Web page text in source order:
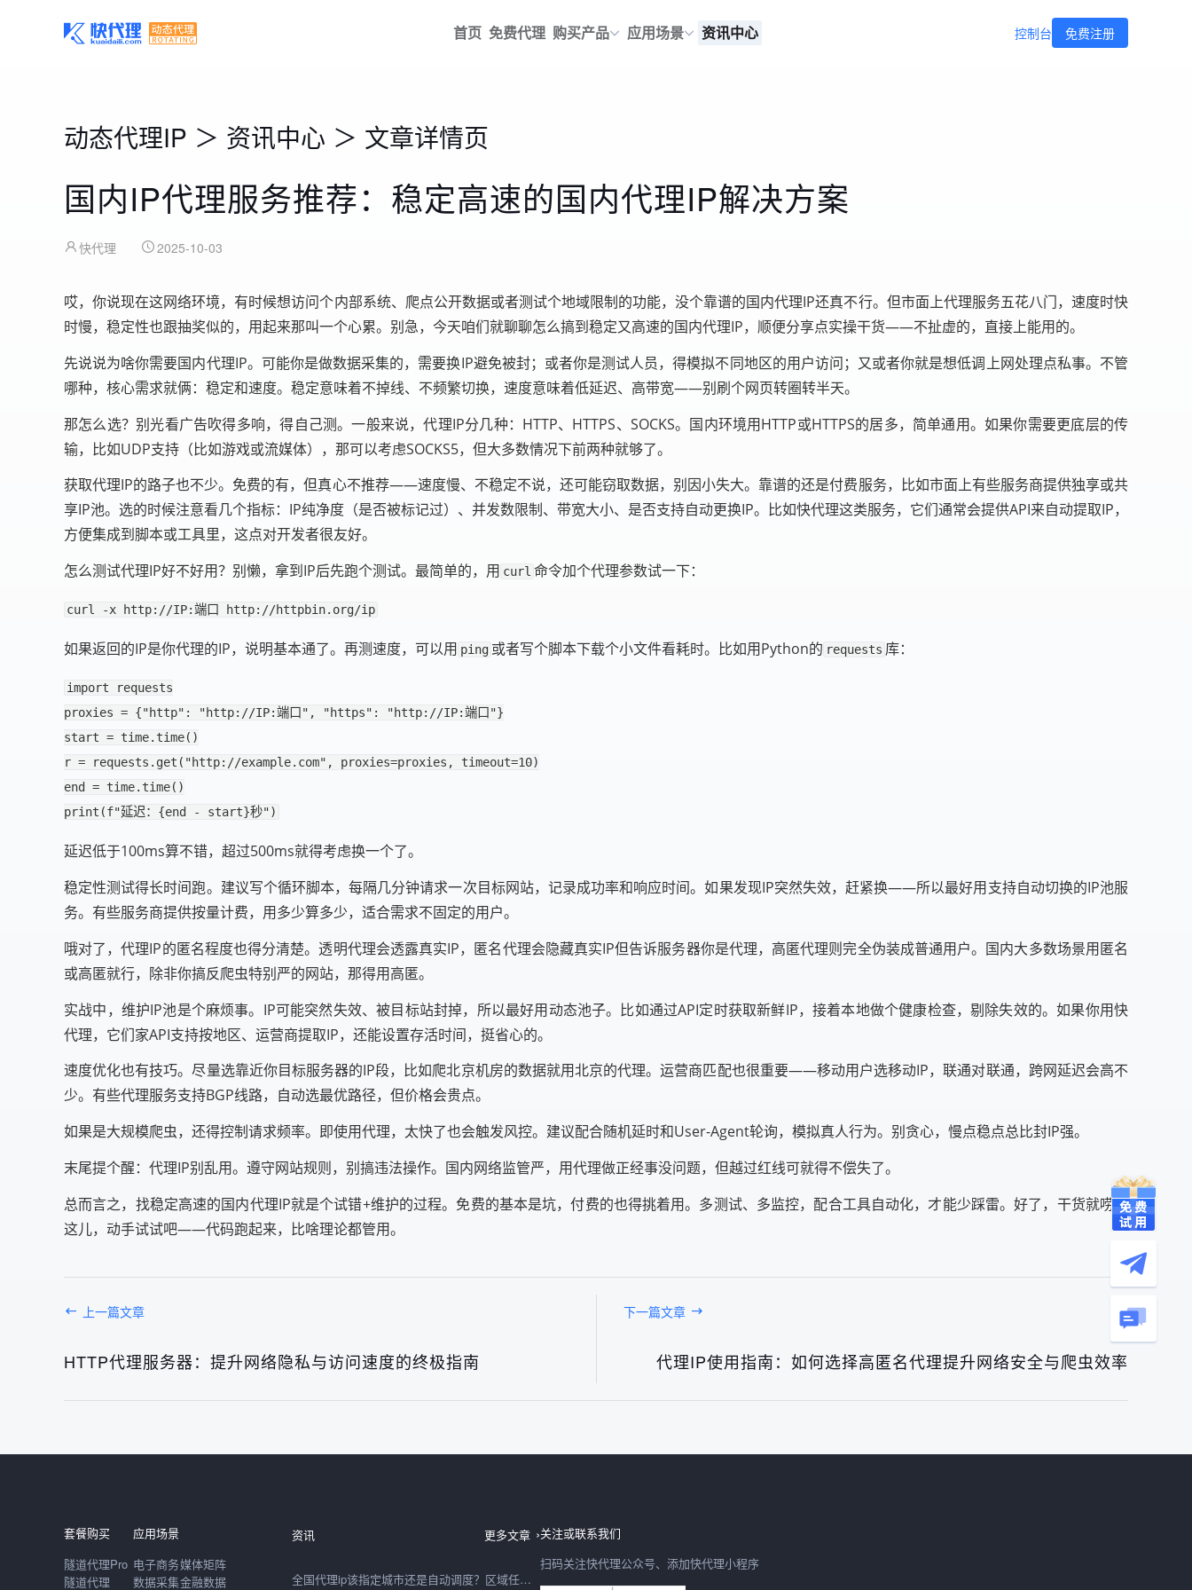
首页 免费代理 购买产品 应用场景 资讯中心 控制台 免费注册
动态代理IP ＞ 资讯中心 ＞ 文章详情页
国内IP代理服务推荐：稳定高速的国内代理IP解决方案
快代理 2025-10-03
哎，你说现在这网络环境，有时候想访问个内部系统、爬点公开数据或者测试个地域限制的功能，没个靠谱的国内代理IP还真不行。但市面上代理服务五花八门，速度时快
时慢，稳定性也跟抽奖似的，用起来那叫一个心累。别急，今天咱们就聊聊怎么搞到稳定又高速的国内代理IP，顺便分享点实操干货——不扯虚的，直接上能用的。
先说说为啥你需要国内代理IP。可能你是做数据采集的，需要换IP避免被封；或者你是测试人员，得模拟不同地区的用户访问；又或者你就是想低调上网处理点私事。不管
哪种，核心需求就俩：稳定和速度。稳定意味着不掉线、不频繁切换，速度意味着低延迟、高带宽——别刷个网页转圈转半天。
那怎么选？别光看广告吹得多响，得自己测。一般来说，代理IP分几种：HTTP、HTTPS、SOCKS。国内环境用HTTP或HTTPS的居多，简单通用。如果你需要更底层的传
输，比如UDP支持（比如游戏或流媒体），那可以考虑SOCKS5，但大多数情况下前两种就够了。
获取代理IP的路子也不少。免费的有，但真心不推荐——速度慢、不稳定不说，还可能窃取数据，别因小失大。靠谱的还是付费服务，比如市面上有些服务商提供独享或共
享IP池。选的时候注意看几个指标：IP纯净度（是否被标记过）、并发数限制、带宽大小、是否支持自动更换IP。比如快代理这类服务，它们通常会提供API来自动提取IP，
方便集成到脚本或工具里，这点对开发者很友好。
怎么测试代理IP好不好用？别懒，拿到IP后先跑个测试。最简单的，用 curl 命令加个代理参数试一下：
如果返回的IP是你代理的IP，说明基本通了。再测速度，可以用 ping 或者写个脚本下载个小文件看耗时。比如用Python的 requests 库：
import
requests
proxies = {"http" : "http://IP:端口" , "https" : "http://IP:端口"}
start = time. time()
r = requests . get ( "http://example.com" , proxies=proxies , timeout=10)
end
= time. time()
print (f"延迟： {end - start}秒")
延迟低于100ms算不错，超过500ms就得考虑换一个了。
稳定性测试得长时间跑。建议写个循环脚本，每隔几分钟请求一次目标网站，记录成功率和响应时间。如果发现IP突然失效，赶紧换——所以最好用支持自动切换的IP池服
务。有些服务商提供按量计费，用多少算多少，适合需求不固定的用户。
哦对了，代理IP的匿名程度也得分清楚。透明代理会透露真实IP，匿名代理会隐藏真实IP但告诉服务器你是代理，高匿代理则完全伪装成普通用户。国内大多数场景用匿名
或高匿就行，除非你搞反爬虫特别严的网站，那得用高匿。
实战中，维护IP池是个麻烦事。IP可能突然失效、被目标站封掉，所以最好用动态池子。比如通过API定时获取新鲜IP，接着本地做个健康检查，剔除失效的。如果你用快
代理，它们家API支持按地区、运营商提取IP，还能设置存活时间，挺省心的。
速度优化也有技巧。尽量选靠近你目标服务器的IP段，比如爬北京机房的数据就用北京的代理。运营商匹配也很重要——移动用户选移动IP，联通对联通，跨网延迟会高不
少。有些代理服务支持BGP线路，自动选最优路径，但价格会贵点。
如果是大规模爬虫，还得控制请求频率。即使用代理，太快了也会触发风控。建议配合随机延时和User-Agent轮询，模拟真人行为。别贪心，慢点稳点总比封IP强。
末尾提个醒：代理IP别乱用。遵守网站规则，别搞违法操作。国内网络监管严，用代理做正经事没问题，但越过红线可就得不偿失了。
总而言之，找稳定高速的国内代理IP就是个试错+维护的过程。免费的基本是坑，付费的也得挑着用。多测试、多监控，配合工具自动化，才能少踩雷。好了，干货就唠到
这儿，动手试试吧——代码跑起来，比啥理论都管用。
上一篇文章
HTTP代理服务器：提升网络隐私与访问速度的终极指南
下一篇文章
代理IP使用指南：如何选择高匿名代理提升网络安全与爬虫效率
套餐购买
隧道代理Pro
隧道代理
应用场景
电子商务
数据采集
媒体矩阵
金融数据
资讯 更多文章
发布于： 2026年08月08日
全国代理ip该指定城市还是自动调度？区域任务配置思路
关注或联系我们
扫码关注快代理公众号、添加快代理小程序